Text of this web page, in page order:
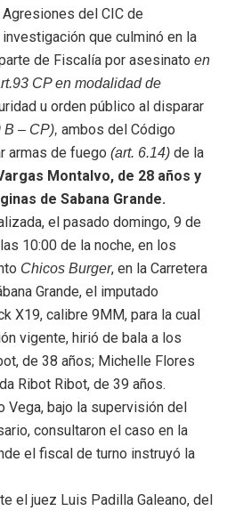
del CIC de
que culminó en la
de Fiscalía por asesinato en
CP en modalidad de
u orden público al disparar
B – CP), ambos del Código
armas de fuego (art. 6.14) de la
Montalvo, de 28 años y
de Sabana Grande.
el pasado domingo, 9 de
10:00 de la noche, en los
Chicos Burger, en la Carretera
Grande, el imputado
X19, calibre 9MM, para la cual
vigente, hirió de bala a los
de 38 años; Michelle Flores
Ribot Ribot, de 39 años.
Vega, bajo la supervisión del
consultaron el caso en la
el fiscal de turno instruyó la
el juez Luis Padilla Galeano, del